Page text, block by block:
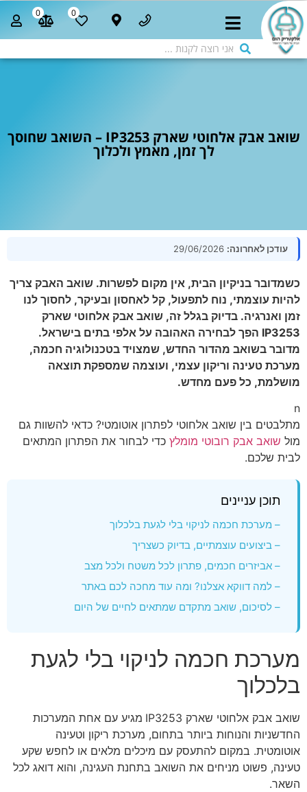
0
0
שואב אבק אלחוטי שארק IP3253 – השואב שחוסך
לך זמן, מאמץ ולכלוך
עודכן לאחרונה:
כשמדובר בניקיון הבית, אין מקום לפשרות. שואב האבק צריך
להיות עוצמתי, נוח לתפעול, קל לאחסון ובעיקר, לחסוך לנו
זמן ואנרגיה. בדיוק בגלל זה, שואב אבק אלחוטי שארק
IP3253 הפך לבחירה האהובה על אלפי בתים בישראל.
מדובר בשואב מהדור החדש, שמצויד בטכנולוגיה חכמה,
מערכת טעינה וריקון עצמי, ועוצמה שמספקת תוצאה
מושלמת, כל פעם מחדש.
n
מתלבטים בין שואב אלחוטי לפתרון אוטומטי? כדאי להשוות גם
מול שואב אבק רובוטי מומלץ כדי לבחור את הפתרון המתאים
לבית שלכם.
תוכן עניינים
– מערכת חכמה לניקוי בלי לגעת בלכלוך
– ביצועים עוצמתיים, בדיוק כשצריך
– אביזרים חכמים, פתרון לכל משטח ולכל מצב
– למה דווקא אצלנו? ומה עוד מחכה לכם באתר
– לסיכום, שואב מתקדם שמתאים לחיים של היום
מערכת חכמה לניקוי בלי לגעת
בלכלוך
שואב אבק אלחוטי שארק IP3253
מגיע עם אחת המערכות
החדשניות והנוחות ביותר בתחום, מערכת ריקון וטעינה
אוטומטית. במקום להתעסק עם מיכלים מלאים או לחפש שקע
טעינה, פשוט מניחים את השואב בתחנת העגינה, והוא דואג לכל
השאר.